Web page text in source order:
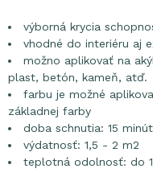
výborná krycia
vhodné do interiéru aj
možno aplikovať na
plast, betón, kameň, atď.
farbu je možné
základnej farby
doba schnutia: 15
výdatnosť: 1,5 - 2 m2
teplotná odolnosť: do